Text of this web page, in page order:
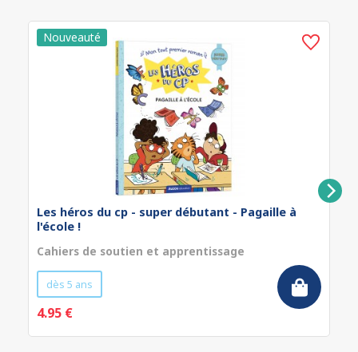
Les héros du cp - super débutant - Pagaille à
l'école !
Cahiers de soutien et apprentissage
dès 5 ans
4.95 €